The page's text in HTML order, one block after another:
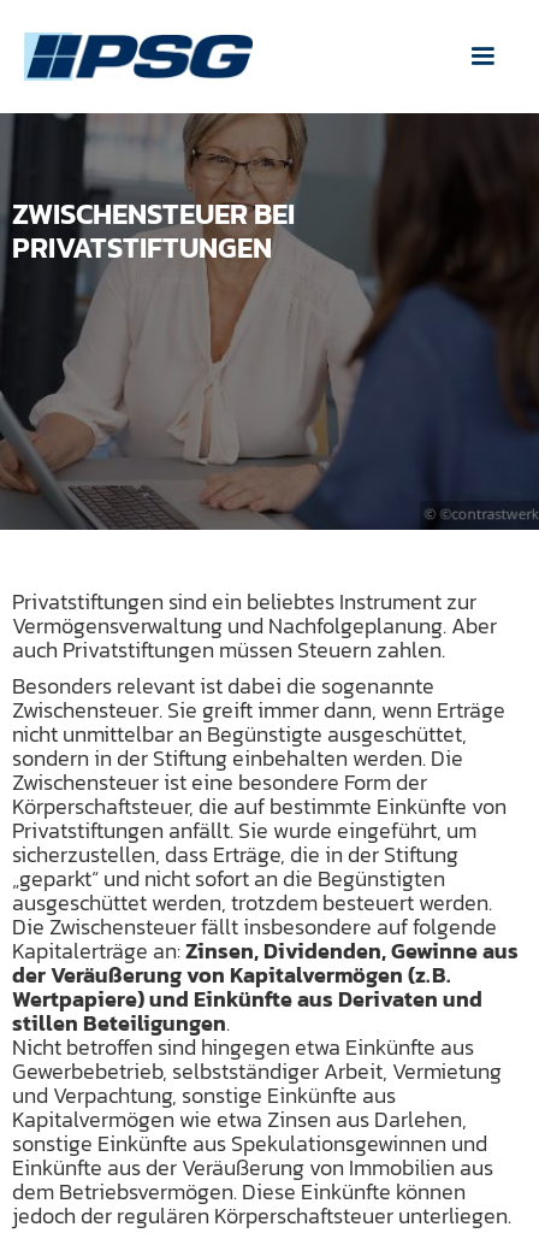
ZWISCHENSTEUER BEI
PRIVATSTIFTUNGEN
Privatstiftungen sind ein beliebtes Instrument zur
Vermögensverwaltung und Nachfolgeplanung. Aber
auch Privatstiftungen müssen Steuern zahlen.
Besonders relevant ist dabei die sogenannte
Zwischensteuer. Sie greift immer dann, wenn Erträge
nicht unmittelbar an Begünstigte ausgeschüttet,
sondern in der Stiftung einbehalten werden. Die
Zwischensteuer ist eine besondere Form der
Körperschaftsteuer, die auf bestimmte Einkünfte von
Privatstiftungen anfällt. Sie wurde eingeführt, um
sicherzustellen, dass Erträge, die in der Stiftung
„geparkt“ und nicht sofort an die Begünstigten
ausgeschüttet werden, trotzdem besteuert werden.
Die Zwischensteuer fällt insbesondere auf folgende
Kapitalerträge an:Zinsen, Dividenden, Gewinne aus
der Veräußerung von Kapitalvermögen (z. B.
Wertpapiere) und Einkünfte aus Derivaten und
stillen Beteiligungen.
Nicht betroffen sind hingegen etwa Einkünfte aus
Gewerbebetrieb, selbstständiger Arbeit, Vermietung
und Verpachtung, sonstige Einkünfte aus
Kapitalvermögen wie etwa Zinsen aus Darlehen,
sonstige Einkünfte aus Spekulationsgewinnen und
Einkünfte aus der Veräußerung von Immobilien aus
dem Betriebsvermögen. Diese Einkünfte können
jedoch der regulären Körperschaftsteuer unterliegen.